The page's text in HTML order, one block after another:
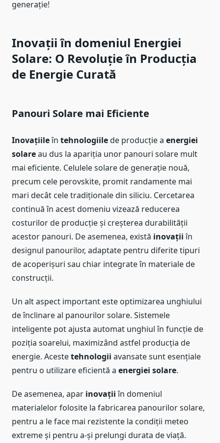
generație!
Inovațiiîn domeniul Energiei
Solare: O Revoluție în Producția
de Energie Curată
Panouri Solare mai Eficiente
Inovațiileîn tehnologiilede producție a energiei
solareau dus la apariția unor panouri solare mult
mai eficiente. Celulele solare de generație nouă,
precum cele perovskite, promit randamente mai
mari decât cele tradiționale din siliciu. Cercetarea
continuă în acest domeniu vizează reducerea
costurilor de producție și creșterea durabilității
acestor panouri. De asemenea, există inovațiiîn
designul panourilor, adaptate pentru diferite tipuri
de acoperișuri sau chiar integrate în materiale de
construcții.
Un alt aspect important este optimizarea unghiului
de înclinare al panourilor solare. Sistemele
inteligente pot ajusta automat unghiul în funcție de
poziția soarelui, maximizând astfel producția de
energie. Acestetehnologii avansate sunt esențiale
pentru o utilizare eficientă a energiei solare.
De asemenea, apar inovațiiîn domeniul
materialelor folosite la fabricarea panourilor solare,
pentru a le face mai rezistente la condiții meteo
extreme și pentru a-și prelungi durata de viață.